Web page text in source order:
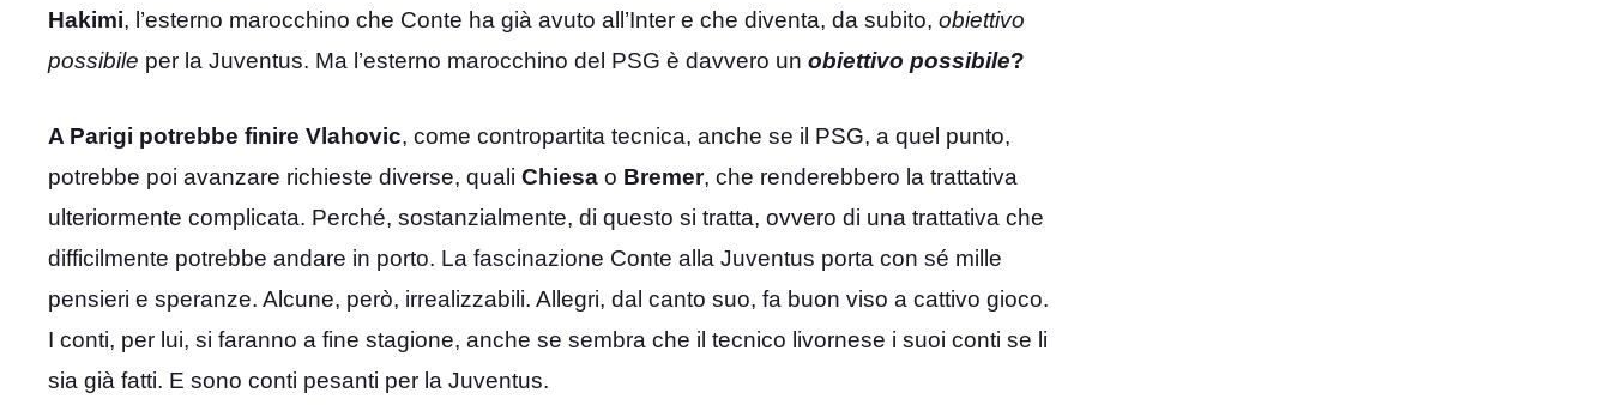
Hakimi, l’esterno marocchino che Conte ha già avuto all’Inter e che diventa, da subito, obiettivo
possibile per la Juventus. Ma l’esterno marocchino del PSG è davvero un obiettivo possibile?
A Parigi potrebbe finire Vlahovic, come contropartita tecnica, anche se il PSG, a quel punto,
potrebbe poi avanzare richieste diverse, quali Chiesa o Bremer, che renderebbero la trattativa
ulteriormente complicata. Perché, sostanzialmente, di questo si tratta, ovvero di una trattativa che
difficilmente potrebbe andare in porto. La fascinazione Conte alla Juventus porta con sé mille
pensieri e speranze. Alcune, però, irrealizzabili. Allegri, dal canto suo, fa buon viso a cattivo gioco.
I conti, per lui, si faranno a fine stagione, anche se sembra che il tecnico livornese i suoi conti se li
sia già fatti. E sono conti pesanti per la Juventus.